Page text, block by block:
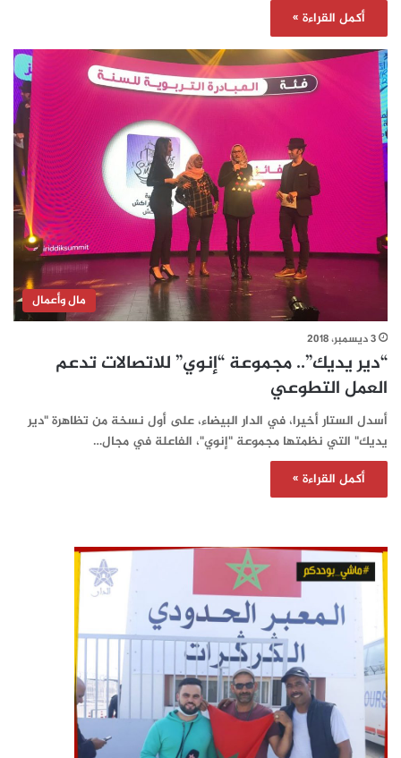
أكمل القراءة »
مال وأعمال
3 ديسمبر، 2018
“دير يديك”.. مجموعة “إنوي” للاتصالات تدعم
العمل التطوعي
أسدل الستار أخيرا، في الدار البيضاء، على أول نسخة من تظاهرة "دير
يديك" التي نظمتها مجموعة "إنوي"، الفاعلة في مجال…
أكمل القراءة »